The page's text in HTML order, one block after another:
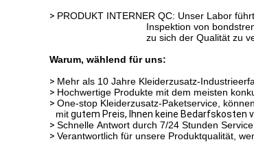
> PRODUKT INTERNER QC: Unser Labor
Inspektion von
zu sich der Qualität zu
Warum, wählend für uns:
> Mehr als 10 Jahre Kleiderzusatz-
> Hochwertige Produkte mit dem meisten
> One-stop Kleiderzusatz-Paketservice,
mitgutem Preis, Ihnen keine Bedarfskosten
> Schnelle Antwort durch 7/24 Stunden
> Verantwortlich für unsere Produktqualität,